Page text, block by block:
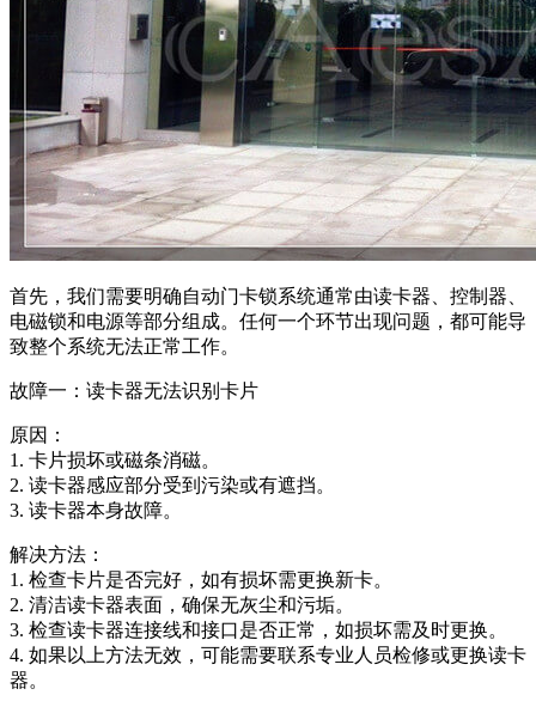
首先，我们需要明确自动门卡锁系统通常由读卡器、控制器、
电磁锁和电源等部分组成。任何一个环节出现问题，都可能导
致整个系统无法正常工作。
故障一：读卡器无法识别卡片
原因：
1. 卡片损坏或磁条消磁。
2. 读卡器感应部分受到污染或有遮挡。
3. 读卡器本身故障。
解决方法：
1. 检查卡片是否完好，如有损坏需更换新卡。
2. 清洁读卡器表面，确保无灰尘和污垢。
3. 检查读卡器连接线和接口是否正常，如损坏需及时更换。
4. 如果以上方法无效，可能需要联系专业人员检修或更换读卡
器。